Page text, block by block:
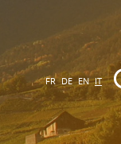
FR DE EN IT